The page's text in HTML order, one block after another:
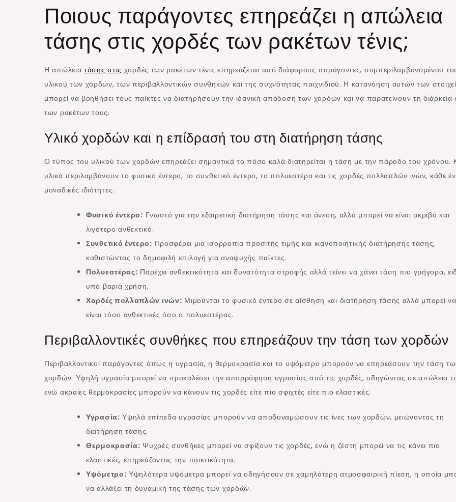
Ποιους παράγοντες επηρεάζει η απώλεια
τάσης στις χορδές των ρακέτων τένις;
Η απώλεια τάσης στις χορδές των ρακέτων τένις επηρεάζεται από διάφορους παράγοντες, συμπεριλαμβανομένου
υλικού των χορδών, των περιβαλλοντικών συνθηκών και της συχνότητας παιχνιδιού. Η κατανόηση αυτών των
μπορεί να βοηθήσει τους παίκτες να διατηρήσουν την ιδανική απόδοση των χορδών και να παρατείνουν τη διάρκεια
των ρακέτων τους.
Υλικό χορδών και η επίδρασή του στη διατήρηση τάσης
Ο τύπος του υλικού των χορδών επηρεάζει σημαντικά το πόσο καλά διατηρείται η τάση με την πάροδο του χρόνου.
υλικά περιλαμβάνουν το φυσικό έντερο, το συνθετικό έντερο, το πολυεστέρα και τις χορδές πολλαπλών ινών, κάθε
μοναδικές ιδιότητες.
Φυσικό έντερο: Γνωστό για την εξαιρετική διατήρηση τάσης και άνεση, αλλά μπορεί να είναι ακριβό και
λιγότερο ανθεκτικό.
Συνθετικό έντερο: Προσφέρει μια ισορροπία προσιτής τιμής και ικανοποιητικής διατήρησης τάσης,
καθιστώντας το δημοφιλή επιλογή για αναψυχής παίκτες.
Πολυεστέρας: Παρέχει ανθεκτικότητα και δυνατότητα στροφής αλλά τείνει να χάνει τάση πιο γρήγορα,
υπό βαριά χρήση.
Χορδές πολλαπλών ινών: Μιμούνται το φυσικό έντερο σε αίσθηση και διατήρηση τάσης αλλά μπορεί
είναι τόσο ανθεκτικές όσο ο πολυεστέρας.
Περιβαλλοντικές συνθήκες που επηρεάζουν την τάση των χορδών
Περιβαλλοντικοί παράγοντες όπως η υγρασία, η θερμοκρασία και το υψόμετρο μπορούν να επηρεάσουν την τάση
χορδών. Υψηλή υγρασία μπορεί να προκαλέσει την απορρόφηση υγρασίας από τις χορδές, οδηγώντας σε απώλεια
ενώ ακραίες θερμοκρασίες μπορούν να κάνουν τις χορδές είτε πιο σφιχτές είτε πιο ελαστικές.
Υγρασία: Υψηλά επίπεδα υγρασίας μπορούν να αποδυναμώσουν τις ίνες των χορδών, μειώνοντας τη
διατήρηση τάσης.
Θερμοκρασία: Ψυχρές συνθήκες μπορεί να σφίξουν τις χορδές, ενώ η ζέστη μπορεί να τις κάνει πιο
ελαστικές, επηρεάζοντας την παικτικότητα.
Υψόμετρο: Υψηλότερα υψόμετρα μπορεί να οδηγήσουν σε χαμηλότερη ατμοσφαιρική πίεση, η οποία
να αλλάξει τη δυναμική της τάσης των χορδών.